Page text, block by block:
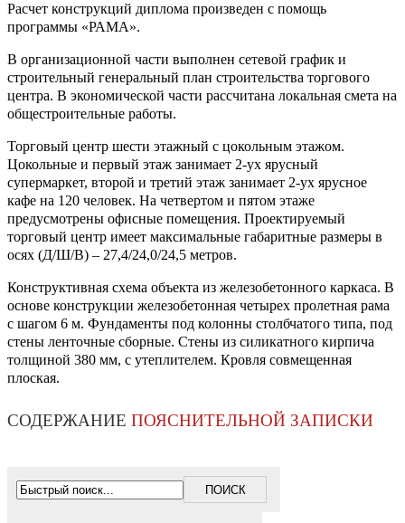
Расчет конструкций диплома произведен с помощь
программы «РАМА».
В организационной части выполнен сетевой график и
строительный генеральный план строительства торгового
центра. В экономической части рассчитана локальная смета на
общестроительные работы.
Торговый центр шести этажный с цокольным этажом.
Цокольные и первый этаж занимает 2-ух ярусный
супермаркет, второй и третий этаж занимает 2-ух ярусное
кафе на 120 человек. На четвертом и пятом этаже
предусмотрены офисные помещения. Проектируемый
торговый центр имеет максимальные габаритные размеры в
осях (Д/Ш/В) – 27,4/24,0/24,5 метров.
Конструктивная схема объекта из железобетонного каркаса. В
основе конструкции железобетонная четырех пролетная рама
с шагом 6 м. Фундаменты под колонны столбчатого типа, под
стены ленточные сборные. Стены из силикатного кирпича
толщиной 380 мм, с утеплителем. Кровля совмещенная
плоская.
СОДЕРЖАНИЕ ПОЯСНИТЕЛЬНОЙ ЗАПИСКИ